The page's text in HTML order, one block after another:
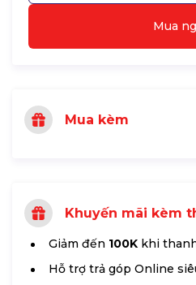
Mua
Mua kèm
Khuyến mãi kèm
Giảm đến 100K khi
Hỗ trợ trả góp Online